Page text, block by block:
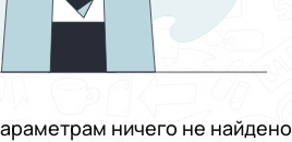
ничего не найдено